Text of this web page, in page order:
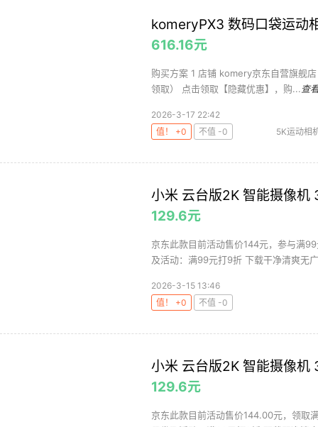
komeryPX3 数码口袋运动
616.16元
购买方案 1 店铺 komery京东自营旗舰
领取） 点击领取【隐藏优惠】，购... 查
2026-3-17 22:42
值！ +0
不值 -0
5K运动相
小米 云台版2K 智能摄像机
129.6元
京东此款目前活动售价144元，参与满
及活动：满99元打9折 下载干净清爽无
2026-3-15 13:46
值！ +0
不值 -0
小米 云台版2K 智能摄像机
129.6元
京东此款目前活动售价144.00元，领取